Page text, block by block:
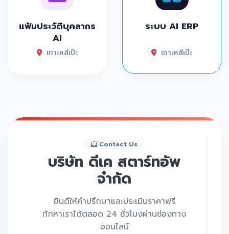
แฟ้มประวัติบุคลากร
AI
เกาะหลีเป๊ะ
ระบบ AI ERP
เกาะหลีเป๊ะ
Contact Us
บริษัท ดีเค สตาร์ทอัพ
จำกัด
ยินดีให้คำปรึกษาและประเมินราคาฟรี
ทักหาเราได้ตลอด 24 ชั่วโมงผ่านช่องทาง
ออนไลน์